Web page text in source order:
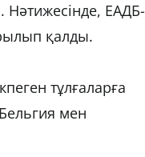
Нәтижесінде, ЕАДБ-
қалды.
тұлғаларға
мен